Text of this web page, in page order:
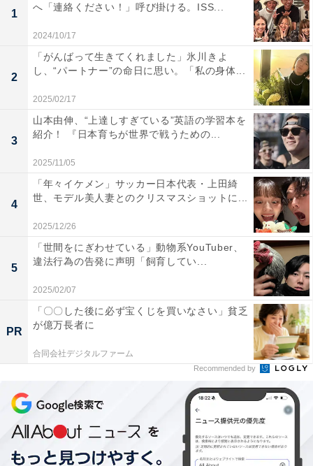
1
へ「連絡ください！」呼び掛ける。ISS...
2024/10/17
2
「がんばって生きてくれました」氷川きよ
し、“パートナー”の命日に思い。「私の身体...
2025/02/17
3
山本由伸、“上達しすぎている”英語の学習本を
紹介！ 『日本育ちが世界で戦うための...
2025/11/05
4
「年々イケメン」サッカー日本代表・上田綺
世、モデル美人妻とのクリスマスショットに...
2025/12/26
5
「世間をにぎわせている」動物系YouTuber、
違法行為の告発に声明「飼育してい...
2025/02/07
PR
「〇〇した後に必ず宝くじを買いなさい」貧乏
が億万長者に
合同会社デジタルファーム
Recommended by